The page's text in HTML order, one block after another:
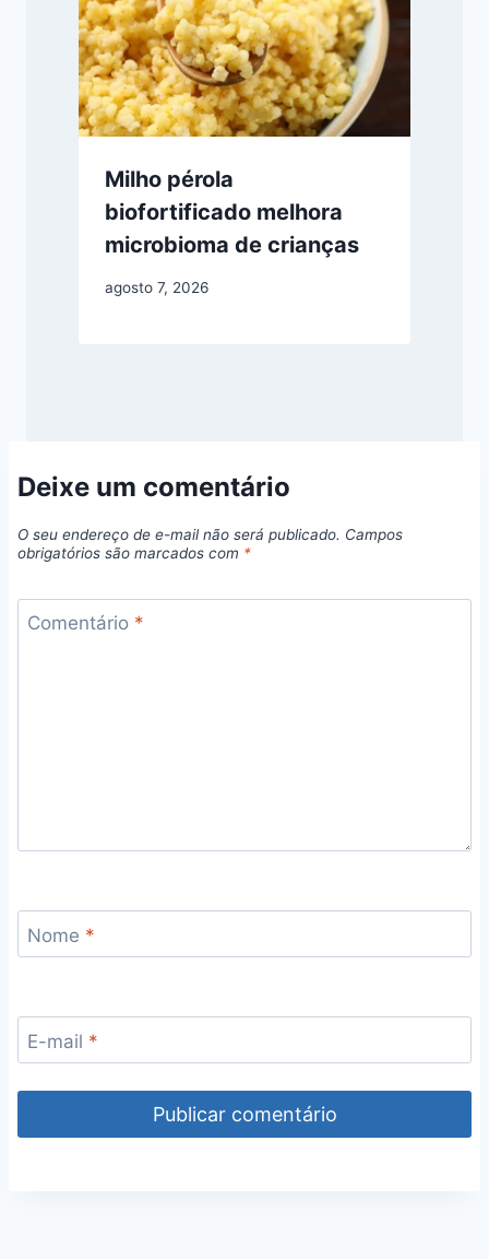
Milho pérola
biofortificado melhora
microbioma de crianças
agosto 7, 2026
Deixe um comentário
O seu endereço de e-mail não será publicado. Campos
obrigatórios são marcados com *
Comentário *
Nome *
E-mail *